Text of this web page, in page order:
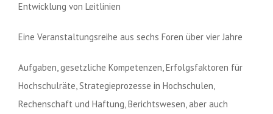
Entwicklung von Leitlinien
Eine Veranstaltungsreihe aus sechs Foren über vier Jahre
Aufgaben, gesetzliche Kompetenzen, Erfolgsfaktoren für
Hochschulräte, Strategieprozesse in Hochschulen,
Rechenschaft und Haftung, Berichtswesen, aber auch